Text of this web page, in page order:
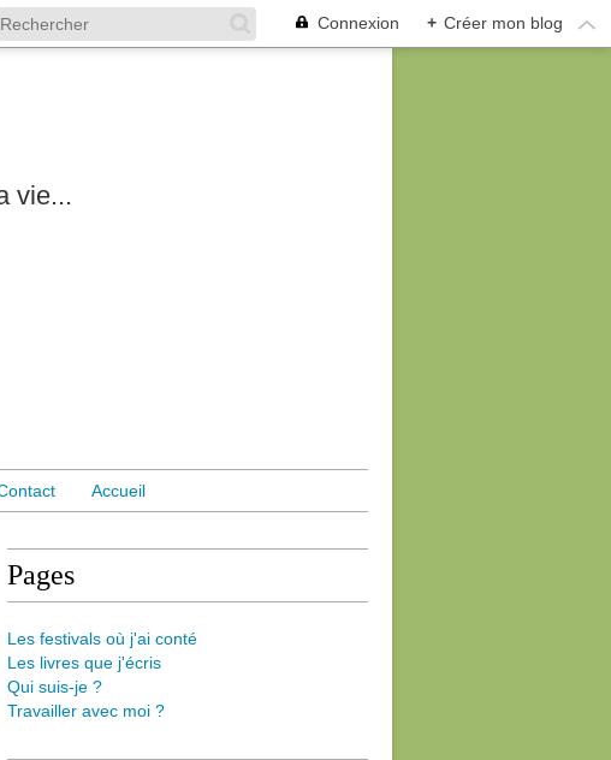
Connexion + Créer mon blog
vie...
Accueil
Pages
Les festivals où j'ai conté
Les livres que j'écris
Qui suis-je ?
Travailler avec moi ?